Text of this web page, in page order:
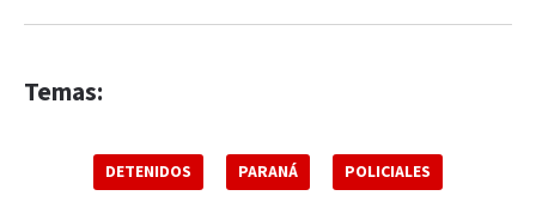
Temas:
DETENIDOS PARANÁ POLICIALES